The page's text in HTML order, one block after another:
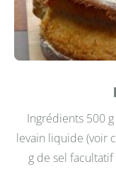
Ingrédients 500
levain liquide (voir
g de sel